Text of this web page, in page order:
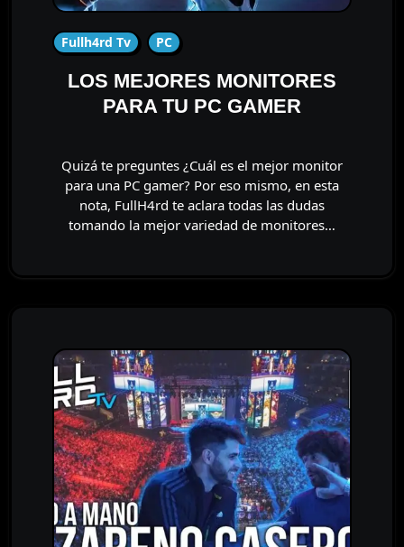
Fullh4rd Tv PC
LOS MEJORES MONITORES
PARA TU PC GAMER
Quizá te preguntes ¿Cuál es el mejor monitor
para una PC gamer? Por eso mismo, en esta
nota, FullH4rd te aclara todas las dudas
tomando la mejor variedad de monitores…